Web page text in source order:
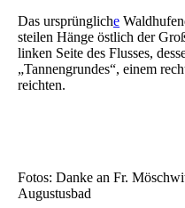
Das ursprüngliche
steilen Hänge östlich der
linken Seite des Flusses,
„Tannengrundes“, einem
reichten.
Fotos: Danke an Fr.
Augustusbad